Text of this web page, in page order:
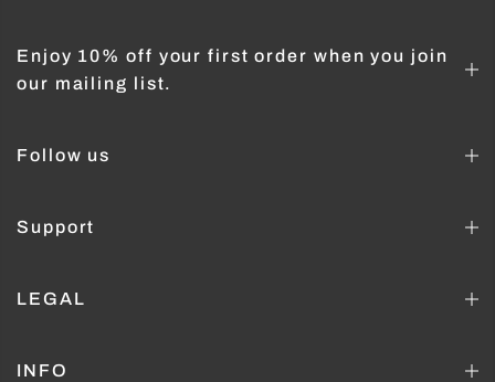
Enjoy 10% off your first order when you join
our mailing list.
Follow us
Support
LEGAL
INFO